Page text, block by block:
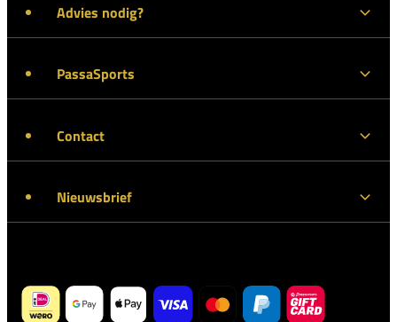
Advies nodig?
PassaSports
Contact
Nieuwsbrief